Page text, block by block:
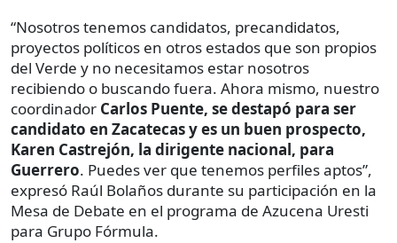
“Nosotros tenemos candidatos, precandidatos,
proyectos políticos en otros estados que son propios
del Verde y no necesitamos estar nosotros
recibiendo o buscando fuera. Ahora mismo, nuestro
coordinador Carlos Puente, se destapó para ser
candidato en Zacatecas y es un buen prospecto,
Karen Castrejón, la dirigente nacional, para
Guerrero. Puedes ver que tenemos perfiles aptos”,
expresó Raúl Bolaños durante su participación en la
Mesa de Debate en el programa de Azucena Uresti
para Grupo Fórmula.